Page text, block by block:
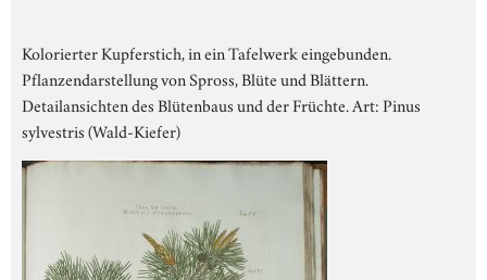
Kolorierter Kupferstich, in ein Tafelwerk eingebunden.
Pflanzendarstellung von Spross, Blüte und Blättern.
Detailansichten des Blütenbaus und der Früchte. Art: Pinus
sylvestris (Wald-Kiefer)